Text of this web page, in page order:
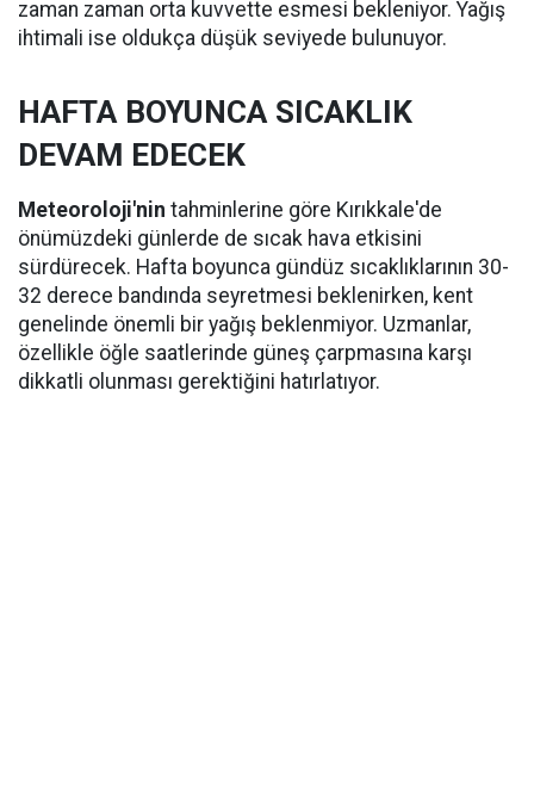
zaman zaman orta kuvvette esmesi bekleniyor. Yağış
ihtimali ise oldukça düşük seviyede bulunuyor.
HAFTA BOYUNCA SICAKLIK
DEVAM EDECEK
Meteoroloji'nin tahminlerine göre Kırıkkale'de
önümüzdeki günlerde de sıcak hava etkisini
sürdürecek. Hafta boyunca gündüz sıcaklıklarının 30-
32 derece bandında seyretmesi beklenirken, kent
genelinde önemli bir yağış beklenmiyor. Uzmanlar,
özellikle öğle saatlerinde güneş çarpmasına karşı
dikkatli olunması gerektiğini hatırlatıyor.